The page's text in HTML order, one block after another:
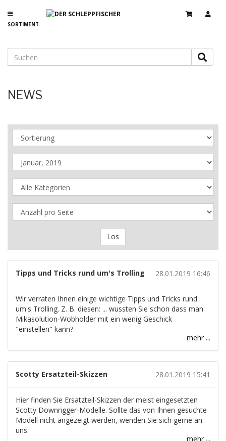
SORTIMENT
NEWS
Los
Tipps und Tricks rund um's Trolling 28.01.2019 16:46
Wir verraten Ihnen einige wichtige Tipps und Tricks rund
um's Trolling. Z. B. diesen: ... wussten Sie schon dass man
Mikasolution-Wobholder mit ein wenig Geschick
"einstellen" kann?
mehr ...
Scotty Ersatzteil-Skizzen 28.01.2019 15:41
Hier finden Sie Ersatzteil-Skizzen der meist eingesetzten
Scotty Downrigger-Modelle. Sollte das von Ihnen gesuchte
Modell nicht angezeigt werden, wenden Sie sich gerne an
uns.
mehr ...